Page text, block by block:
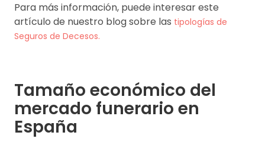
Para más información, puede interesar este
artículo de nuestro blog sobre las tipologías de
Seguros de Decesos.
Tamaño económico del
mercado funerario en
España